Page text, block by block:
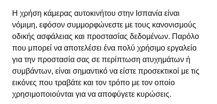
Η χρήση κάμερας αυτοκινήτου στην Ισπανία είναι
νόμιμη, εφόσον συμμορφώνεστε με τους κανονισμούς
οδικής ασφάλειας και προστασίας δεδομένων. Παρόλο
που μπορεί να αποτελέσει ένα πολύ χρήσιμο εργαλείο
για την προστασία σας σε περίπτωση ατυχημάτων ή
συμβάντων, είναι σημαντικό να είστε προσεκτικοί με τις
εικόνες που τραβάτε και τον τρόπο με τον οποίο
χρησιμοποιούνται για να αποφύγετε κυρώσεις.